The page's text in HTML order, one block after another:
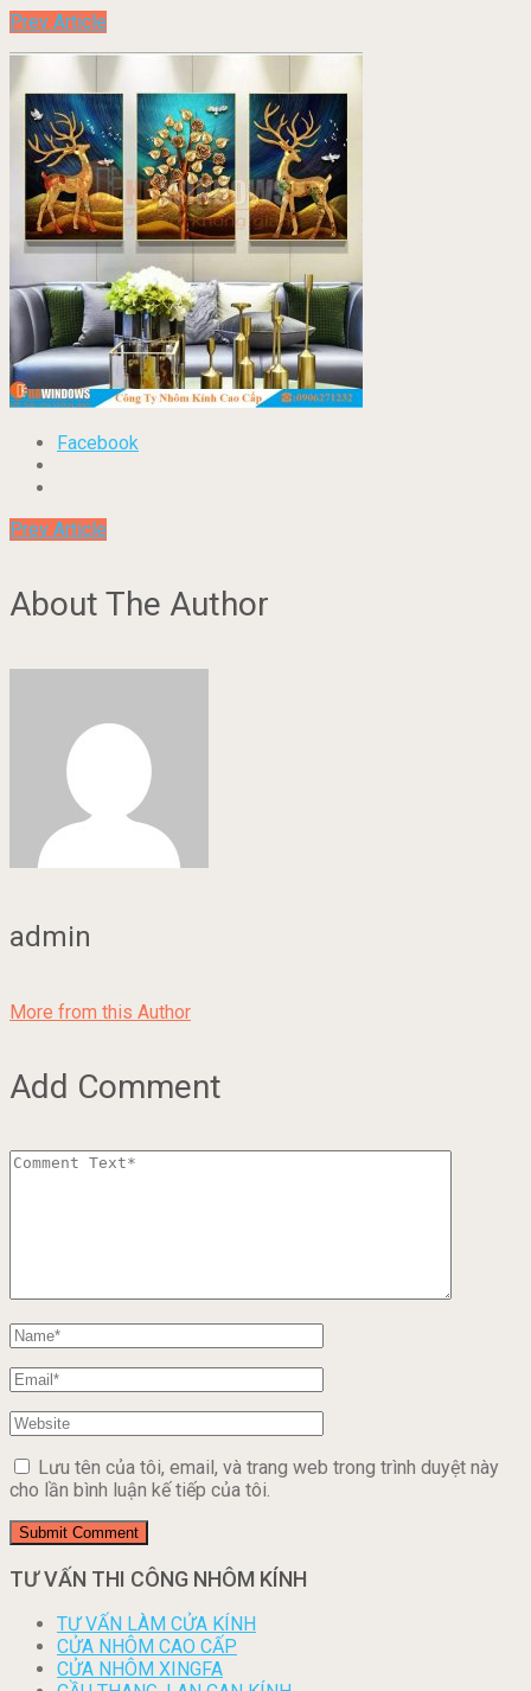
Prev Article
Facebook
Prev Article
About The Author
admin
More from this Author
Add Comment
Lưu tên của tôi, email, và trang web trong trình duyệt này
cho lần bình luận kế tiếp của tôi.
TƯ VẤN THI CÔNG NHÔM KÍNH
TƯ VẤN LÀM CỬA KÍNH
CỬA NHÔM CAO CẤP
CỬA NHÔM XINGFA